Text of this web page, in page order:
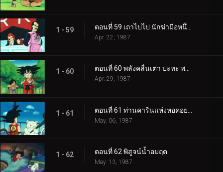
1 - 59
Apr. 22, 1987
1 - 60 ตอนที่ 60 พลังคลื่นเต่า ปะทะ พลังดรรชนีมหากาฬ
Apr. 29, 1987
1 - 61
May. 06, 1987
1 - 62 ตอนที่ 62 พิสูจน์น้ำอมฤต
May. 13, 1987